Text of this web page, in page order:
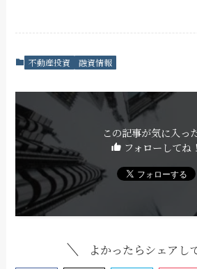
不動産投資 融資情報
この記事が気に入っ
フォローしてね！
よかったらシェアし